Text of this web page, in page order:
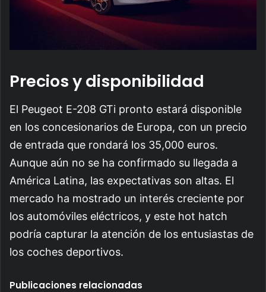
Precios y disponibilidad
El Peugeot E-208 GTi pronto estará disponible
en los concesionarios de Europa, con un precio
de entrada que rondará los 35,000 euros.
Aunque aún no se ha confirmado su llegada a
América Latina, las expectativas son altas. El
mercado ha mostrado un interés creciente por
los automóviles eléctricos, y este hot hatch
podría capturar la atención de los entusiastas de
los coches deportivos.
Publicaciones relacionadas